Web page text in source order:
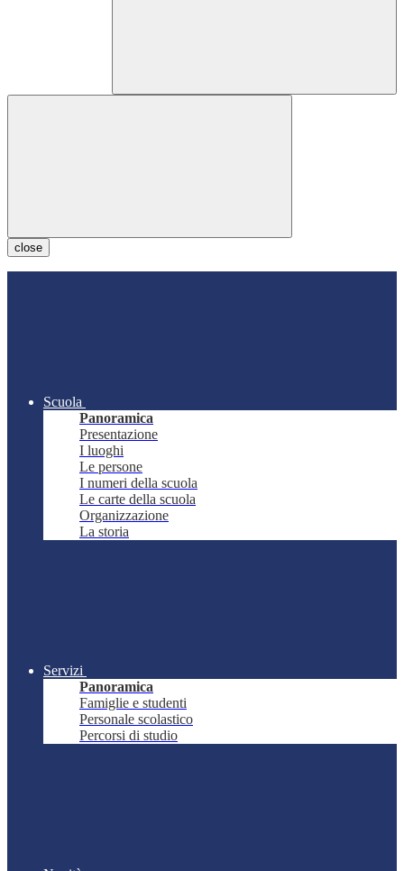
close
Scuola
Panoramica
Presentazione
I luoghi
Le persone
I numeri della scuola
Le carte della scuola
Organizzazione
La storia
Servizi
Panoramica
Famiglie e studenti
Personale scolastico
Percorsi di studio